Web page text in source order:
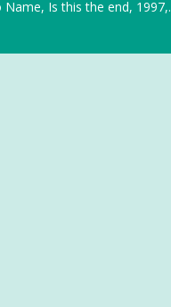
Name, Is this the end,